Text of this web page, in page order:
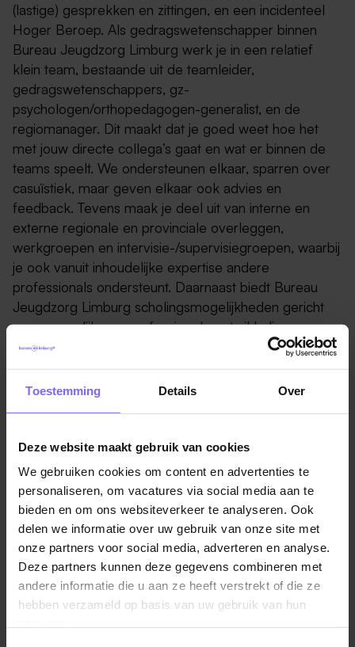
Toestemming Details Over
Deze website maakt gebruik van cookies
We gebruiken cookies om content en advertenties te
personaliseren, om vacatures via social media aan te
bieden en om ons websiteverkeer te analyseren. Ook
delen we informatie over uw gebruik van onze site met
onze partners voor social media, adverteren en analyse.
Deze partners kunnen deze gegevens combineren met
andere informatie die u aan ze heeft verstrekt of die ze
hebben verzameld op basis van uw gebruik van hun
(lastige) gesprekken en zittingen, en een incidenteel
Hoger Beroep. Als gedragswetenschapper binnen
Bureau Jeugdzorg Limburg werk je in een relatief
klein team, bestaande uit de teamleider,
gedragswetenschappers, gz-
psychologen/orthopedagogen-generalist, en de
regiomanager. Dit maakt dat je goed weet hoe het
met jouw directe collega’s gaat en wat er binnen de
teams speelt. We ondersteunen elkaar, sparren over
casuïstiek, maar geven elkaar ook advies en
feedback. Tevens maak je deel uit van interne en
externe regionale en provinciale overleggen,
werkgroepen en intervisie-/supervisiegroepen, waarbij
je ook vanuit inhoudelijke expertise andere
professionals ondersteunt. Daarnaast biedt Bureau
Jeugdzorg Limburg scholingsmogelijkheden gericht
op persoonlijke en professionele ontwikkeling.
Het kind staat voorop, maar je bent niet alleen
betrokken bij de kinderen/jeugdigen. Je tracht samen
en oma’s, en scholen. Dit betekent ook dat je met
uiteenlopende doelgroepen en problematiek te
maken hebt. Wanneer de rechter een
kinderbeschermingsmaatregel uitspreekt, heeft de
familie soms al een lange hulpverleningsgeschiedenis,
en de nodige weerstand tegen de hulpverlening.
Positioneren en engageren zijn belangrijke
vaardigheden voor een gedragswetenschapper, maar
ook voor een Jeugdzorgwerker. Samen kijk je naar de
opvoedingssituatie, waarbij jouw expertise op onder